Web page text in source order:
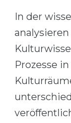
In der
Prozesse